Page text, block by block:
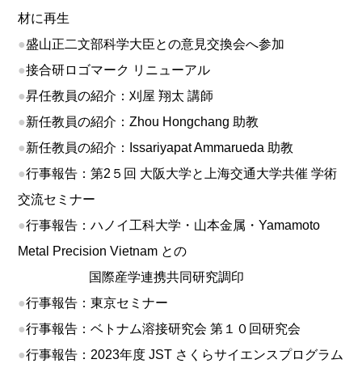
材に再生
●盛山正二文部科学大臣との意見交換会へ参加
●接合研ロゴマーク リニューアル
●昇任教員の紹介：刈屋 翔太 講師
●新任教員の紹介：Zhou Hongchang 助教
●新任教員の紹介：Issariyapat Ammarueda 助教
●行事報告：第2５回 大阪大学と上海交通大学共催 学術
交流セミナー
●行事報告：ハノイ工科大学・山本金属・Yamamoto
Metal Precision Vietnam との
国際産学連携共同研究調印
●行事報告：東京セミナー
●行事報告：ベトナム溶接研究会 第１０回研究会
●行事報告：2023年度 JST さくらサイエンスプログラム